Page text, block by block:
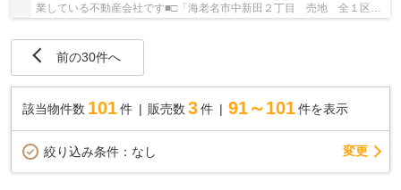
業している不動産会社です■□「海老名市中新田２丁目 売地 全１区画
【仲介手数料無料】」のここがイチオシ。家か...
前の30件へ
該当物件数 101件 販売数 3 件 91～101 件を表示
絞り込み条件： なし 変更